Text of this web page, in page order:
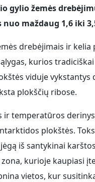
gylio žemės
maždaug 1,6 iki
drebėjimais ir
kurios
viduje
plokščių ribose.
temperatūros
plokštės.
iš santykinai
kurioje kaupiasi
vietos, kur